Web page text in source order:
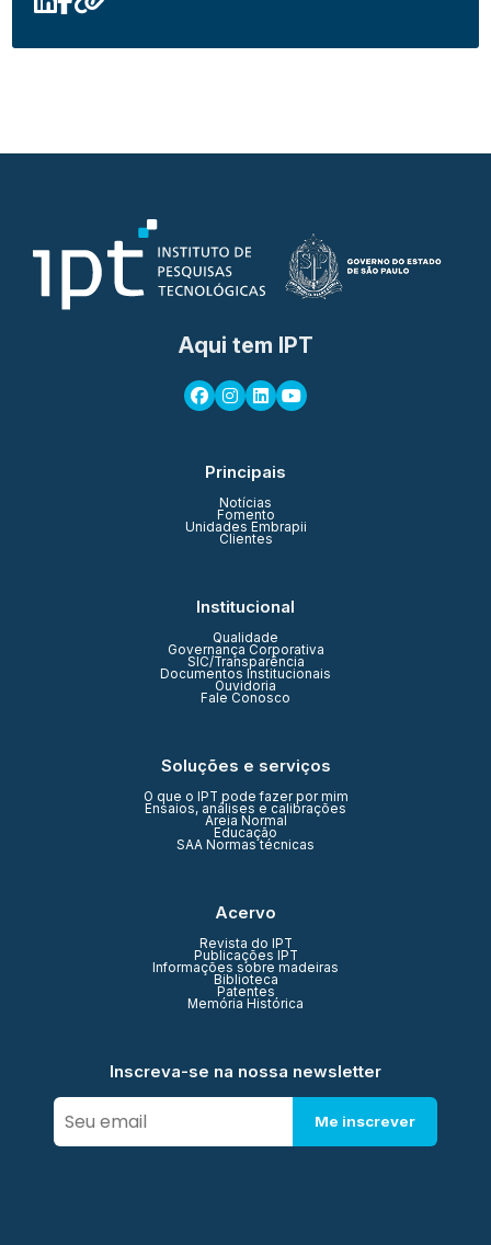
Aqui tem IPT
Principais
Notícias
Fomento
Unidades Embrapii
Clientes
Institucional
Qualidade
Governança Corporativa
SIC/Transparência
Documentos Institucionais
Ouvidoria
Fale Conosco
Soluções e serviços
O que o IPT pode fazer por mim
Ensaios, análises e calibrações
Areia Normal
Educação
SAA Normas técnicas
Acervo
Revista do IPT
Publicações IPT
Informações sobre madeiras
Biblioteca
Patentes
Memória Histórica
Inscreva-se na nossa newsletter
Me inscrever